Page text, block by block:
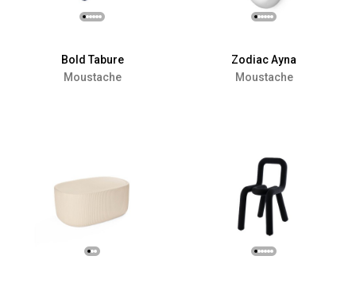
Bold Tabure
Moustache
Zodiac Ayna
Moustache